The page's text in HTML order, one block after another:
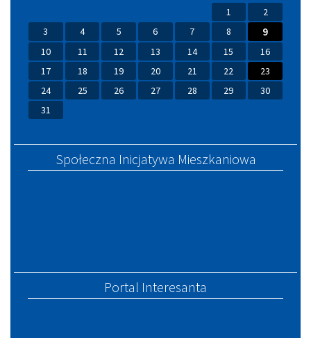
1
2
3
4 5 6 7 8 9
10 11 12 13 14 15
16
17
18 19 20 21 22
23
24
25 26 27 28 29
30
31
Społeczna Inicjatywa Mieszkaniowa
Portal Interesanta